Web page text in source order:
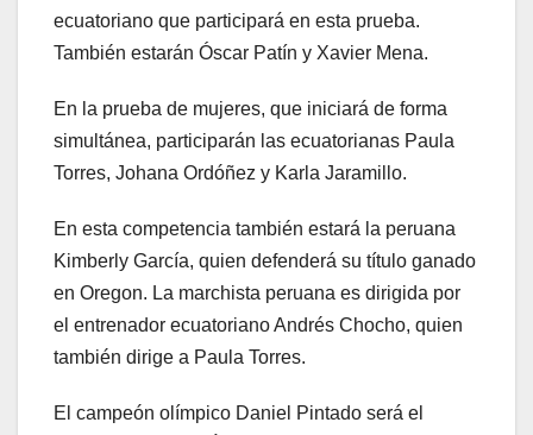
ecuatoriano que participará en esta prueba.
También estarán Óscar Patín y Xavier Mena.
En la prueba de mujeres, que iniciará de forma
simultánea, participarán las ecuatorianas Paula
Torres, Johana Ordóñez y Karla Jaramillo.
En esta competencia también estará la peruana
Kimberly García, quien defenderá su título ganado
en Oregon. La marchista peruana es dirigida por
el entrenador ecuatoriano Andrés Chocho, quien
también dirige a Paula Torres.
El campeón olímpico Daniel Pintado será el